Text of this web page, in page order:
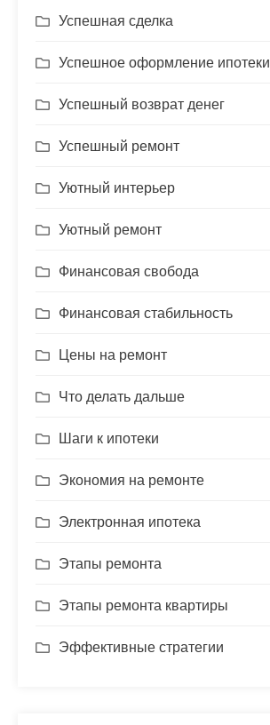
Успешная сделка
Успешное оформление ипотеки
Успешный возврат денег
Успешный ремонт
Уютный интерьер
Уютный ремонт
Финансовая свобода
Финансовая стабильность
Цены на ремонт
Что делать дальше
Шаги к ипотеки
Экономия на ремонте
Электронная ипотека
Этапы ремонта
Этапы ремонта квартиры
Эффективные стратегии